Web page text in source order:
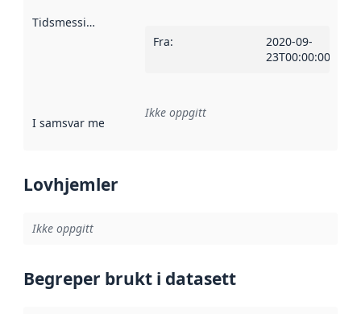
Tidsmessig avgrensning
Fra:
2020-09-
23T00:00:00Z
I samsvar med Referanse til en implementasjonsregel
Ikke oppgitt
Lovhjemler
Ikke oppgitt
Begreper brukt i datasett